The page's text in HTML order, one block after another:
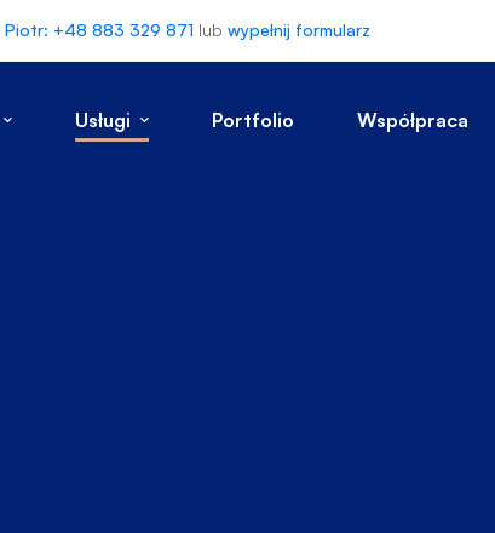
Piotr: +48 883 329 871 lub wypełnij formularz
Usługi Portfolio Współpraca